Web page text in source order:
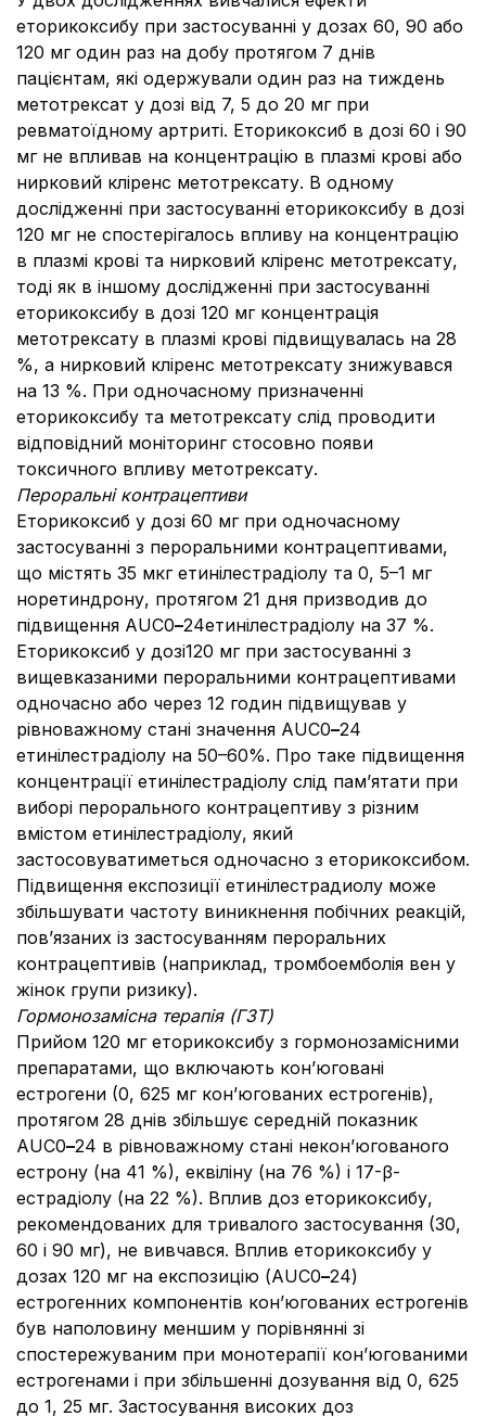
еторикоксибу при застосуванні у дозах 60, 90 або
120 мг один раз на добу протягом 7 днів
пацієнтам, які одержували один раз на тиждень
метотрексат у дозі від 7, 5 до 20 мг при
ревматоїдному артриті. Еторикоксиб в дозі 60 і 90
мг не впливав на концентрацію в плазмі крові або
нирковий кліренс метотрексату. В одному
дослідженні при застосуванні еторикоксибу в дозі
120 мг не спостерігалось впливу на концентрацію
в плазмі крові та нирковий кліренс метотрексату,
тоді як в іншому дослідженні при застосуванні
еторикоксибу в дозі 120 мг концентрація
метотрексату в плазмі крові підвищувалась на 28
%, а нирковий кліренс метотрексату знижувався
на 13 %. При одночасному призначенні
еторикоксибу та метотрексату слід проводити
відповідний моніторинг стосовно появи
токсичного впливу метотрексату.
Пероральні контрацептиви
Еторикоксиб у дозі 60 мг при одночасному
застосуванні з пероральними контрацептивами,
що містять 35 мкг етинілестрадіолу та 0, 5–1 мг
норетиндрону, протягом 21 дня призводив до
підвищення AUC0–24етинілестрадіолу на 37 %.
Еторикоксиб у дозі120 мг при застосуванні з
вищевказаними пероральними контрацептивами
одночасно або через 12 годин підвищував у
рівноважному стані значення AUC0–24
етинілестрадіолу на 50–60%. Про таке підвищення
концентрації етинілестрадіолу слід пам’ятати при
виборі перорального контрацептиву з різним
вмістом етинілестрадіолу, який
застосовуватиметься одночасно з еторикоксибом.
Підвищення експозиції етинілестрадиолу може
збільшувати частоту виникнення побічних реакцій,
пов’язаних із застосуванням пероральних
контрацептивів (наприклад, тромбоемболія вен у
жінок групи ризику).
Гормонозамісна терапія (ГЗТ)
Прийом 120 мг еторикоксибу з гормонозамісними
препаратами, що включають кон’юговані
естрогени (0, 625 мг кон’югованих естрогенів),
протягом 28 днів збільшує середній показник
AUC0–24 в рівноважному стані некон’югованого
естрону (на 41 %), еквіліну (на 76 %) і 17-β-
естрадіолу (на 22 %). Вплив доз еторикоксибу,
рекомендованих для тривалого застосування (30,
60 і 90 мг), не вивчався. Вплив еторикоксибу у
дозах 120 мг на експозицію (AUC0–24)
естрогенних компонентів кон’югованих естрогенів
був наполовину меншим у порівнянні зі
спостережуваним при монотерапії кон’югованими
естрогенами і при збільшенні дозування від 0, 625
до 1, 25 мг. Застосування високих доз